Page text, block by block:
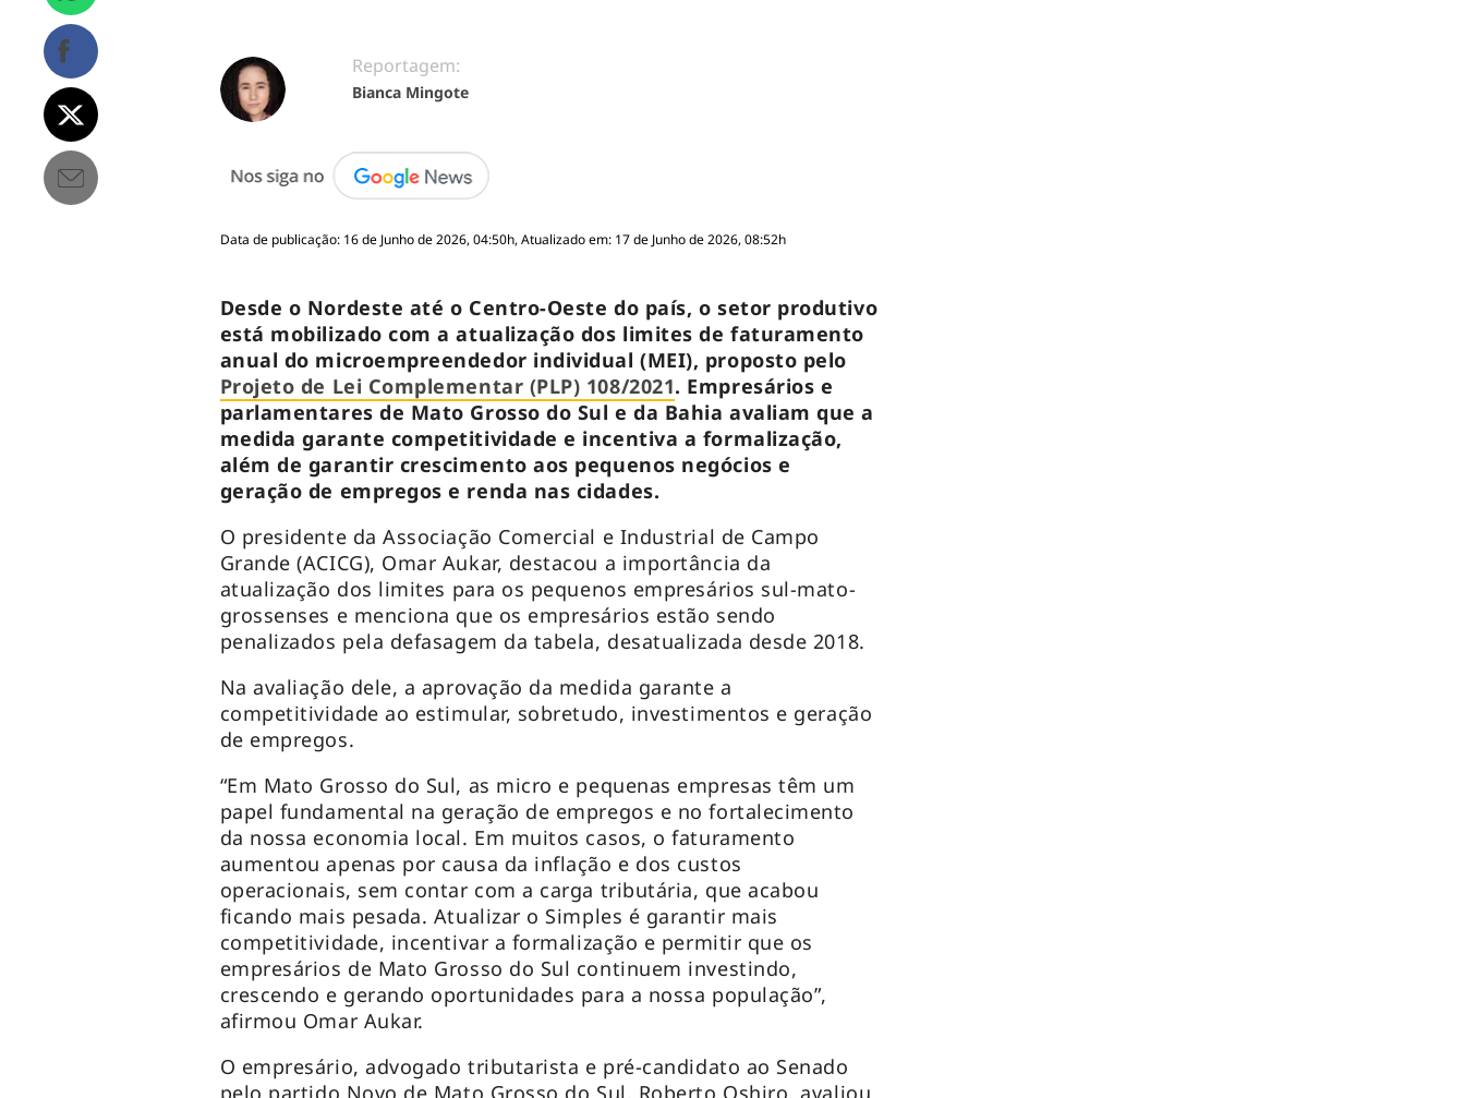
Reportagem:
Bianca Mingote
Data de publicação: 16 de Junho de 2026, 04:50h, Atualizado em: 17 de Junho de 2026, 08:52h
Desde o Nordeste até o Centro-Oeste do país, o setor produtivo
está mobilizado com a atualização dos limites de faturamento
anual do microempreendedor individual (MEI), proposto pelo
Projeto de Lei Complementar (PLP) 108/2021. Empresários e
parlamentares de Mato Grosso do Sul e da Bahia avaliam que a
medida garante competitividade e incentiva a formalização,
além de garantir crescimento aos pequenos negócios e
geração de empregos e renda nas cidades.
O presidente da Associação Comercial e Industrial de Campo
Grande (ACICG), Omar Aukar, destacou a importância da
atualização dos limites para os pequenos empresários sul-mato-
grossenses e menciona que os empresários estão sendo
penalizados pela defasagem da tabela, desatualizada desde 2018.
Na avaliação dele, a aprovação da medida garante a
competitividade ao estimular, sobretudo, investimentos e geração
de empregos.
“Em Mato Grosso do Sul, as micro e pequenas empresas têm um
papel fundamental na geração de empregos e no fortalecimento
da nossa economia local. Em muitos casos, o faturamento
aumentou apenas por causa da inflação e dos custos
operacionais, sem contar com a carga tributária, que acabou
ficando mais pesada. Atualizar o Simples é garantir mais
competitividade, incentivar a formalização e permitir que os
empresários de Mato Grosso do Sul continuem investindo,
crescendo e gerando oportunidades para a nossa população”,
afirmou Omar Aukar.
O empresário, advogado tributarista e pré-candidato ao Senado